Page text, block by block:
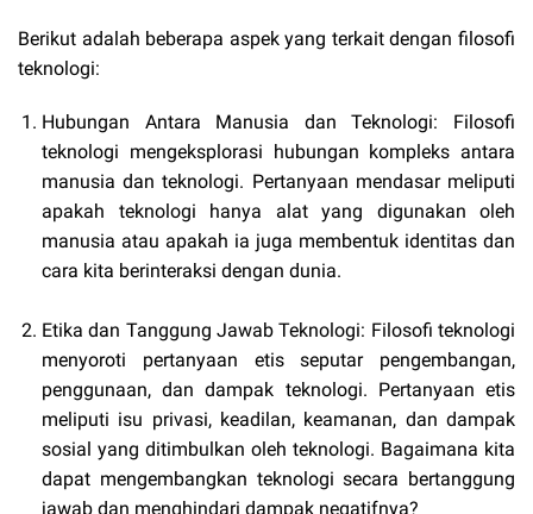
Berikut adalah beberapa aspek yang terkait dengan filosofi
teknologi:
Hubungan Antara Manusia dan Teknologi: Filosofi
teknologi mengeksplorasi hubungan kompleks antara
manusia dan teknologi. Pertanyaan mendasar meliputi
apakah teknologi hanya alat yang digunakan oleh
manusia atau apakah ia juga membentuk identitas dan
cara kita berinteraksi dengan dunia.
Etika dan Tanggung Jawab Teknologi: Filosofi teknologi
menyoroti pertanyaan etis seputar pengembangan,
penggunaan, dan dampak teknologi. Pertanyaan etis
meliputi isu privasi, keadilan, keamanan, dan dampak
sosial yang ditimbulkan oleh teknologi. Bagaimana kita
dapat mengembangkan teknologi secara bertanggung
jawab dan menghindari dampak negatifnya?